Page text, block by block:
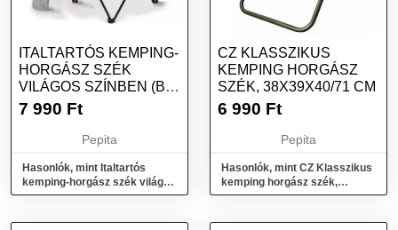
ITALTARTÓS KEMPING-
HORGÁSZ SZÉK
VILÁGOS SZÍNBEN (BB-
10071)
7 990 Ft
Pepita
Hasonlók, mint Italtartós
kemping-horgász szék világos
színben (BB-10071)
CZ KLASSZIKUS
KEMPING HORGÁSZ
SZÉK, 38X39X40/71 CM
6 990 Ft
Pepita
Hasonlók, mint CZ Klasszikus
kemping horgász szék,
38x39x40/71 cm